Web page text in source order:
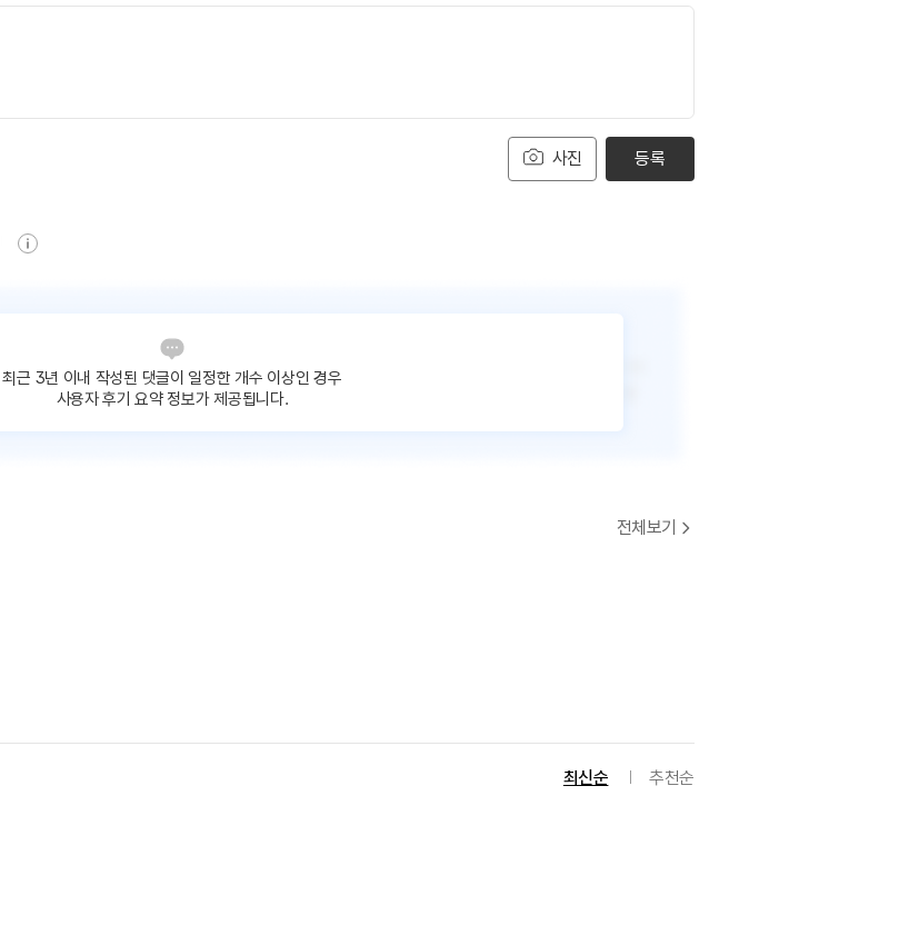
사진 등록
최근 3년 이내 작성된 댓글이 일정한 개수 이상인 경우
사용자 후기 요약 정보가 제공됩니다.
전체보기
최신순 추천순